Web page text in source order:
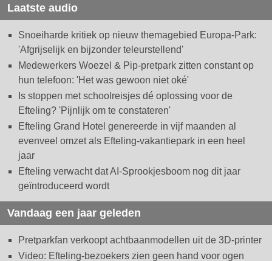
Laatste audio
Snoeiharde kritiek op nieuw themagebied Europa-Park:
'Afgrijselijk en bijzonder teleurstellend'
Medewerkers Woezel & Pip-pretpark zitten constant op
hun telefoon: 'Het was gewoon niet oké'
Is stoppen met schoolreisjes dé oplossing voor de
Efteling? 'Pijnlijk om te constateren'
Efteling Grand Hotel genereerde in vijf maanden al
evenveel omzet als Efteling-vakantiepark in een heel
jaar
Efteling verwacht dat AI-Sprookjesboom nog dit jaar
geïntroduceerd wordt
Vandaag een jaar geleden
Pretparkfan verkoopt achtbaanmodellen uit de 3D-printer
Video: Efteling-bezoekers zien geen hand voor ogen